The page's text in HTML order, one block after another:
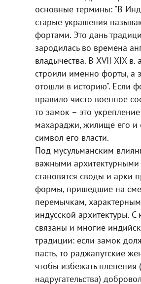
основные термины: "В
старые украшения
фортами. Это дань
зародилась во времена
владычества. В XVII-XIX в.
строили именно форты, а
отошли в историю". Если
правило чисто военное
то замок – это
махараджи, жилище его и
символ его власти.
Под мусульманским
важными архитектурными
становятся своды и арки
формы, пришедшие на
перемычкам,
индусской архитектуры. С
связаны и многие
традиции: если замок
пасть, то раджапутские
чтобы избежать пленения
надругательства)